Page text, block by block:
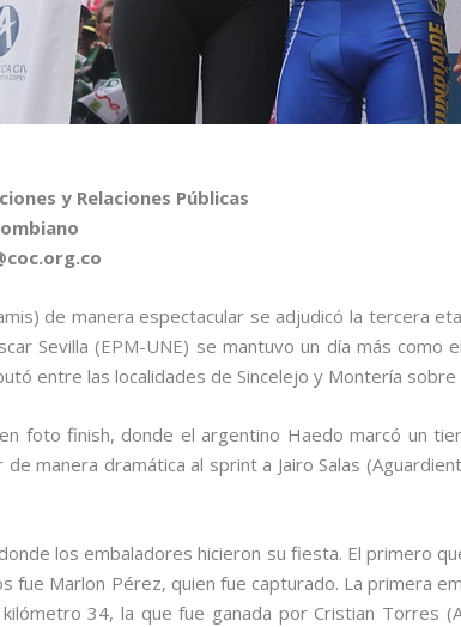
y Relaciones Públicas
de manera espectacular se adjudicó la tercera
Sevilla (EPM-UNE) se mantuvo un día más como
entre las localidades de Sincelejo y Montería
foto finish, donde el argentino Haedo marcó un
manera dramática al sprint a Jairo Salas
los embaladores hicieron su fiesta. El primero
fue Marlon Pérez, quien fue capturado. La primera
34, la que fue ganada por Cristian Torres